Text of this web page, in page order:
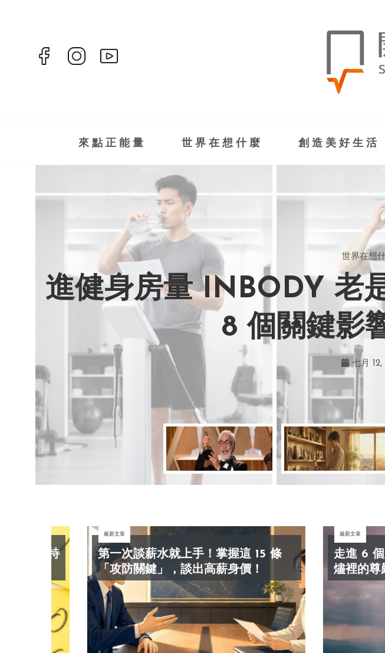
來點正能量 世界在想什麼 創造美好生活
世界在想什
AI 複製吉卜力畫風引爭
創作
七月 19,
來點正能
別讓過去的榮耀嘲笑現
的
七月 17,
來點正
改變不用驚天動地！《
何勇敢
七月 22,
世界在想
進健身房量 INBODY 老
8 個關鍵影
七月
第一次談薪水就上手！掌握這 15 條
「攻防關鍵」，談出高薪身價！
走進 6 個直面
燼裡的尊嚴》